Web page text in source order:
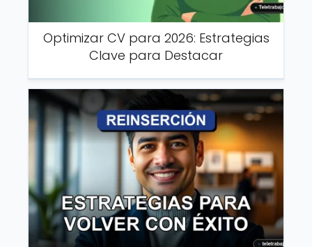
Optimizar CV para 2026: Estrategias
Clave para Destacar